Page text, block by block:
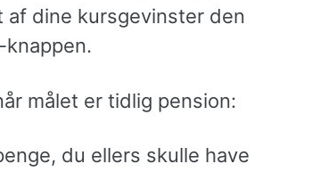
dine kursgevinster den
målet er tidlig pension:
du ellers skulle have